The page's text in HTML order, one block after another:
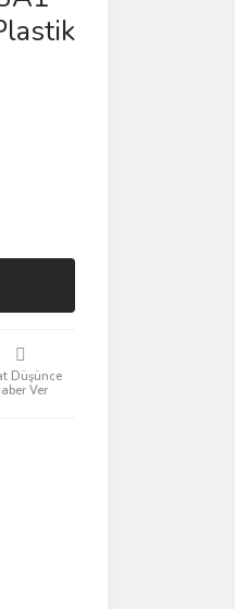
Düşünce
Ver